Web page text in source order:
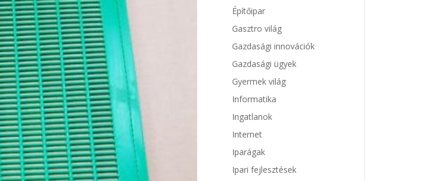
Építőipar
Gasztro világ
Gazdasági innovációk
Gazdasági ügyek
Gyermek világ
Informatika
Ingatlanok
Internet
Iparágak
Ipari fejlesztések